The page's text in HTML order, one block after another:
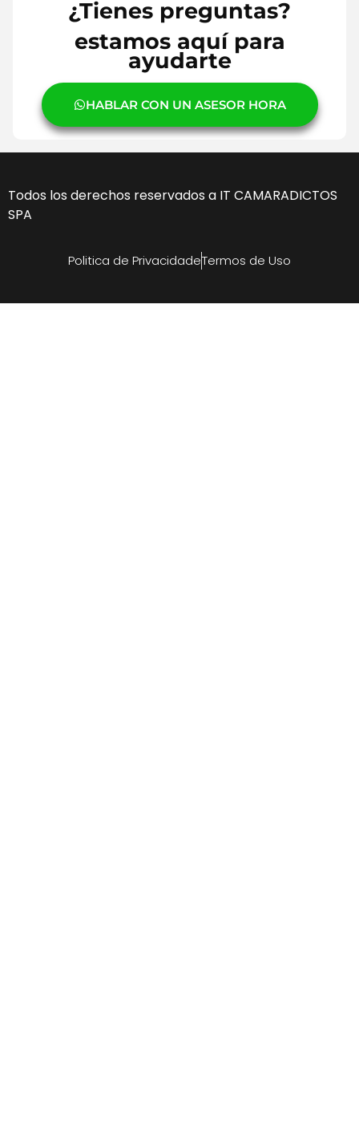
¿Tienes preguntas?
estamos aquí para
ayudarte
HABLAR CON UN ASESOR HORA
Todos los derechos reservados a IT CAMARADICTOS
SPA
Politica de PrivacidadeTermos de Uso